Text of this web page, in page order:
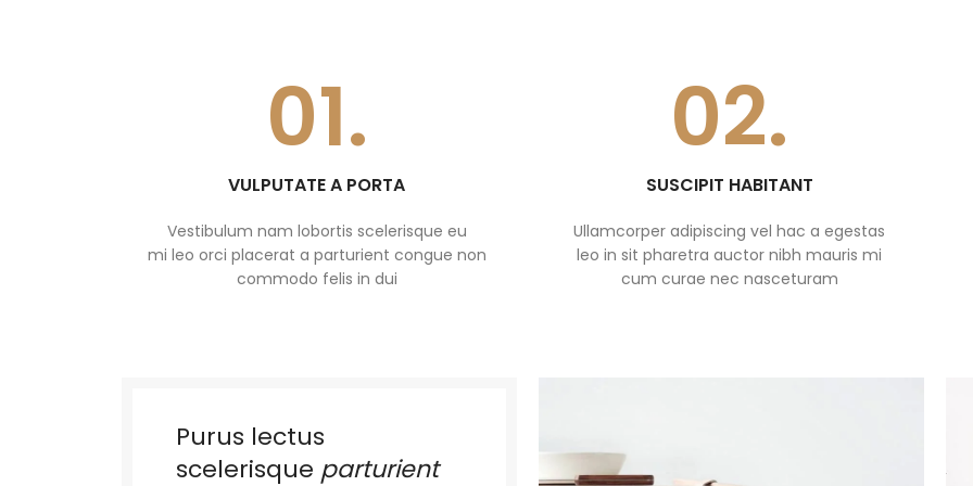
01.
VULPUTATE A PORTA
Vestibulum nam lobortis scelerisque eu
mi leo orci placerat a parturient congue non
commodo felis in dui
02.
SUSCIPIT HABITANT
Ullamcorper adipiscing vel hac a egestas
leo in sit pharetra auctor nibh mauris mi
cum curae nec nasceturam
Purus lectus
scelerisque parturient